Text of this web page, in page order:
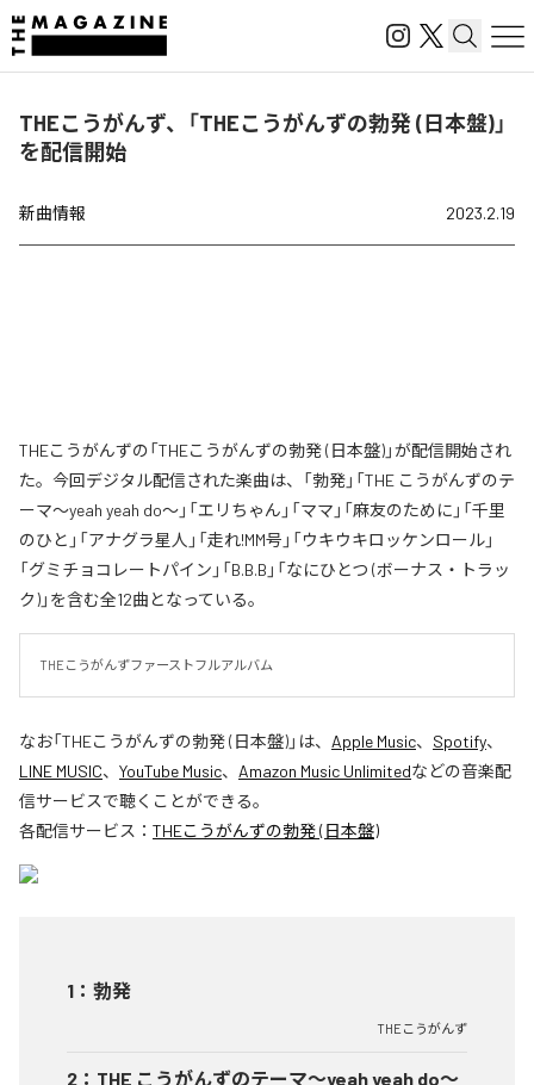
THEこうがんず、「THEこうがんずの勃発 (日本盤)」
を配信開始
新曲情報 2023.2.19
THEこうがんずの「THEこうがんずの勃発 (日本盤)」が配信開始され
た。今回デジタル配信された楽曲は、「勃発」「THE こうがんずのテ
ーマ〜yeah yeah do〜」「エリちゃん」「ママ」「麻友のために」「千里
のひと」「アナグラ星人」「走れ!MM号」「ウキウキロッケンロール」
「グミチョコレートパイン」「B.B.B」「なにひとつ (ボーナス・トラッ
ク)」を含む全12曲となっている。
THEこうがんずファーストフルアルバム
なお「THEこうがんずの勃発 (日本盤)」は、 Apple Music、 Spotify、
LINE MUSIC、 YouTube Music、 Amazon Music Unlimitedなどの音楽配
信サービスで聴くことができる。
各配信サービス： THEこうがんずの勃発 (日本盤)
1 ： 勃発
THEこうがんず
2 ： THE こうがんずのテーマ〜yeah yeah do〜